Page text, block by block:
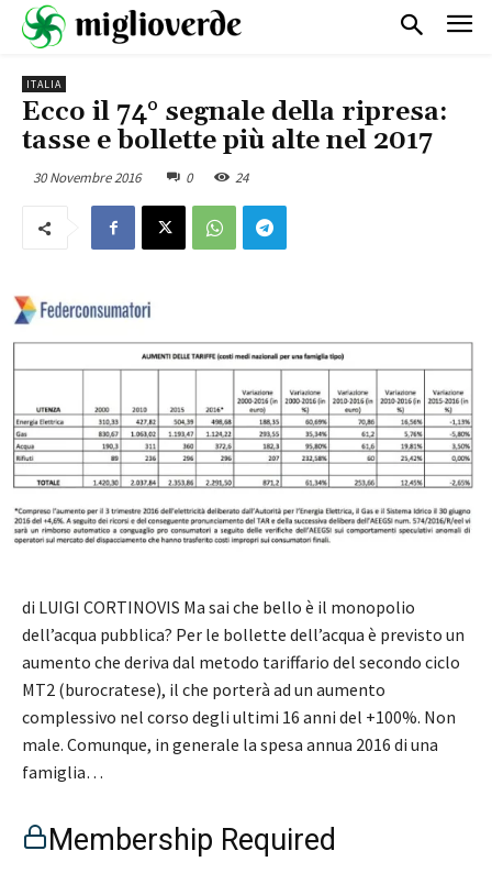
ITALIA
Ecco il 74° segnale della ripresa:
tasse e bollette più alte nel 2017
30 Novembre 2016 0 24
di LUIGI CORTINOVIS Ma sai che bello è il monopolio
dell’acqua pubblica? Per le bollette dell’acqua è previsto un
aumento che deriva dal metodo tariffario del secondo ciclo
MT2 (burocratese), il che porterà ad un aumento
complessivo nel corso degli ultimi 16 anni del +100%. Non
male. Comunque, in generale la spesa annua 2016 di una
famiglia…
Membership Required